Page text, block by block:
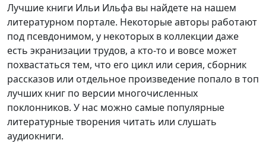
Лучшие книги Ильи Ильфа вы найдете на нашем
литературном портале. Некоторые авторы работают
под псевдонимом, у некоторых в коллекции даже
есть экранизации трудов, а кто-то и вовсе может
похвастаться тем, что его цикл или серия, сборник
рассказов или отдельное произведение попало в топ
лучших книг по версии многочисленных
поклонников. У нас можно самые популярные
литературные творения читать или слушать
аудиокниги.